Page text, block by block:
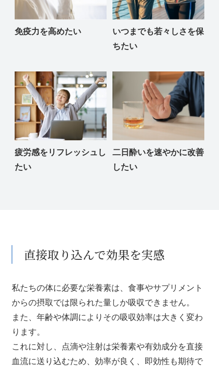
免疫力を高めたい
いつまでも若々しさを保
ちたい
疲労感をリフレッシュし
たい
二日酔いを速やかに改善
したい
直接取り込んで効果を実感
私たちの体に必要な栄養素は、食事やサプリメント
からの摂取では限られた量しか吸収できません。
また、年齢や体調によりその吸収効率は大きく変わ
ります。
これに対し、点滴や注射は栄養素や有効成分を直接
血流に送り込むため、効率が良く、即効性も期待で